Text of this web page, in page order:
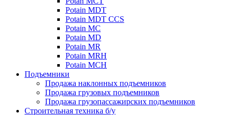
Potain MDT
Potain MDT CCS
Potain MC
Potain MD
Potain MR
Potain MRH
Potain MCH
Подъемники
Продажа наклонных подъемников
Продажа грузовых подъемников
Продажа грузопассажирских подъемников
Строительная техника б/у